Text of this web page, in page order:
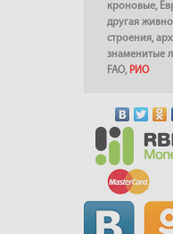
кроновые,
другая
строения,
знаменитые
FAO, РИО